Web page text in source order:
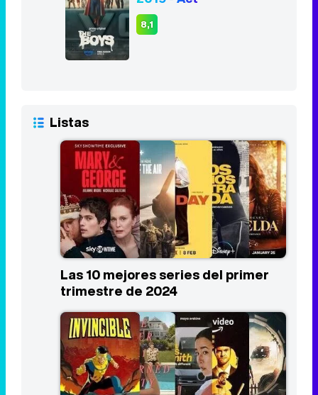
Listas
Las 10 mejores series del primer
trimestre de 2024
Los estrenos más esperados de
Prime Video en 2024